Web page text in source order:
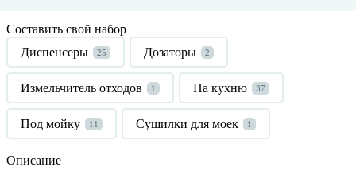
Составить свой набор
Диспенсеры
25 Дозаторы 2
Измельчитель отходов 1 На кухню 37
Под мойку 11 Сушилки для моек 1
Описание